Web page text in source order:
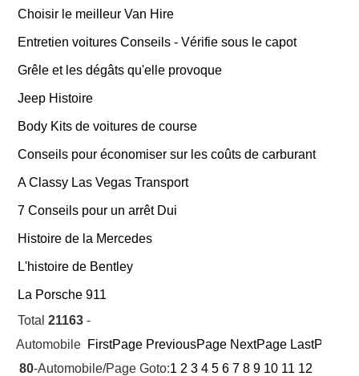
Choisir le meilleur Van Hire
Entretien voitures Conseils - Vérifie sous le capot
Grêle et les dégâts qu'elle provoque
Jeep Histoire
Body Kits de voitures de course
Conseils pour économiser sur les coûts de carburant
A Classy Las Vegas Transport
7 Conseils pour un arrêt Dui
Histoire de la Mercedes
L'histoire de Bentley
La Porsche 911
Total 21163 -
Automobile FirstPage PreviousPage NextPage LastPage
80-Automobile/Page Goto:1 2 3 4 5 6 7 8 9 10 11 12